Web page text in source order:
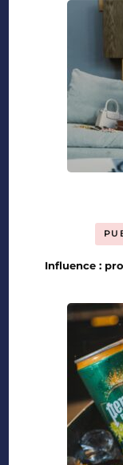
Influence :